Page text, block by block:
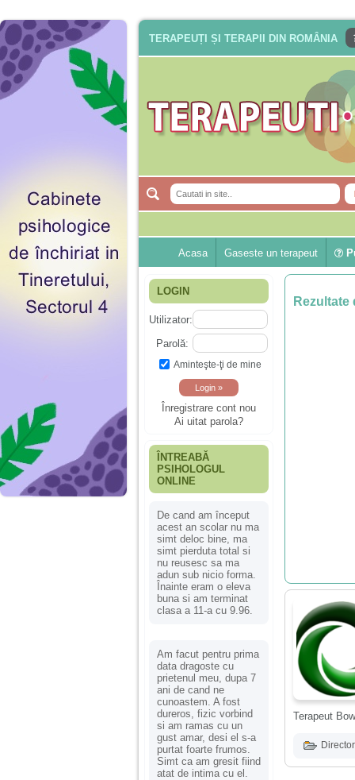
TERAPEUȚI ȘI TERAPII DIN ROMÂNIA
Acasa Gaseste un terapeut
LOGIN
Utilizator:
Parolă:
Aminteşte-ţi de mine
Înregistrare cont nou
Ai uitat parola?
ÎNTREABĂ
PSIHOLOGUL
ONLINE
De cand am început
acest an scolar nu ma
simt deloc bine, ma
simt pierduta total si
nu reusesc sa ma
adun sub nicio forma.
Înainte eram o eleva
buna si am terminat
clasa a 11-a cu 9.96.
Am facut pentru prima
data dragoste cu
prietenul meu, dupa 7
ani de cand ne
cunoastem. A fost
dureros, fizic vorbind
si am ramas cu un
gust amar, desi el s-a
purtat foarte frumos.
Simt ca am gresit fiind
atat de intima cu el.
Rezultate
Terapeut